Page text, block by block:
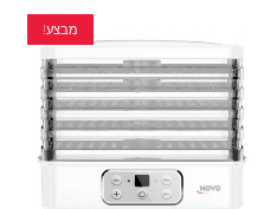
מבצע!